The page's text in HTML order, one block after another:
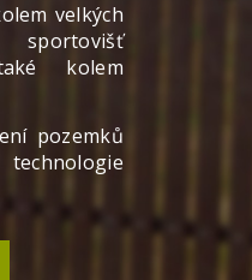
velkých
kolem
pozemků